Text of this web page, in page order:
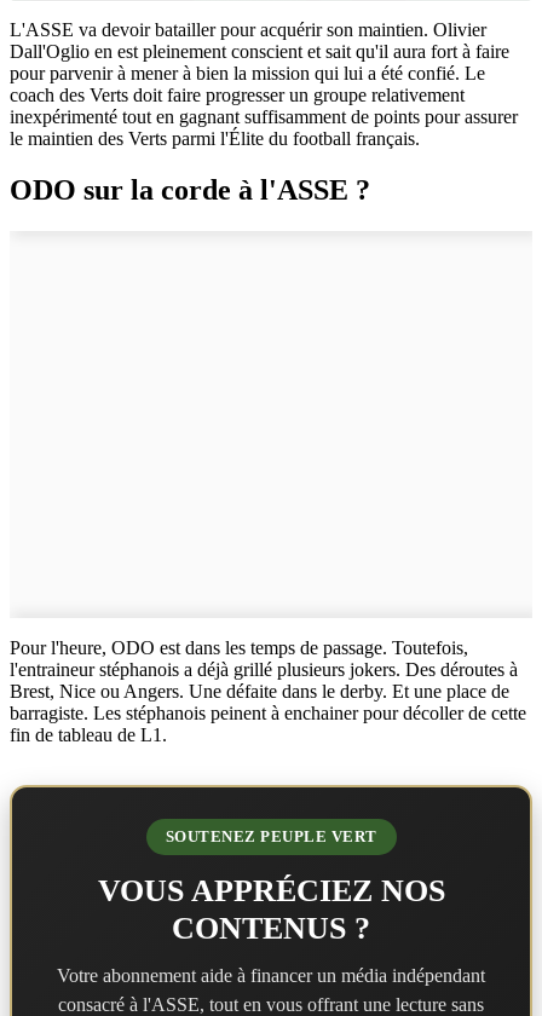
L'ASSE va devoir batailler pour acquérir son maintien. Olivier
Dall'Oglio en est pleinement conscient et sait qu'il aura fort à faire
pour parvenir à mener à bien la mission qui lui a été confié. Le
coach des Verts doit faire progresser un groupe relativement
inexpérimenté tout en gagnant suffisamment de points pour assurer
le maintien des Verts parmi l'Élite du football français.
ODO sur la corde à l'ASSE ?
Pour l'heure, ODO est dans les temps de passage. Toutefois,
l'entraineur stéphanois a déjà grillé plusieurs jokers. Des déroutes à
Brest, Nice ou Angers. Une défaite dans le derby. Et une place de
barragiste. Les stéphanois peinent à enchainer pour décoller de cette
fin de tableau de L1.
SOUTENEZ PEUPLE VERT
VOUS APPRÉCIEZ NOS
CONTENUS ?
Votre abonnement aide à financer un média indépendant
consacré à l'ASSE, tout en vous offrant une lecture sans